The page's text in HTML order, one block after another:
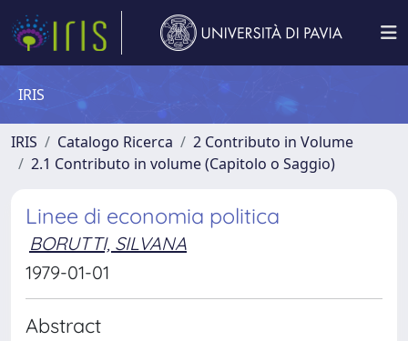
IRIS
IRIS Catalogo Ricerca
2 Contributo in Volume
2.1 Contributo in volume (Capitolo o Saggio)
Linee di economia politica
BORUTTI, SILVANA
1979-01-01
Abstract